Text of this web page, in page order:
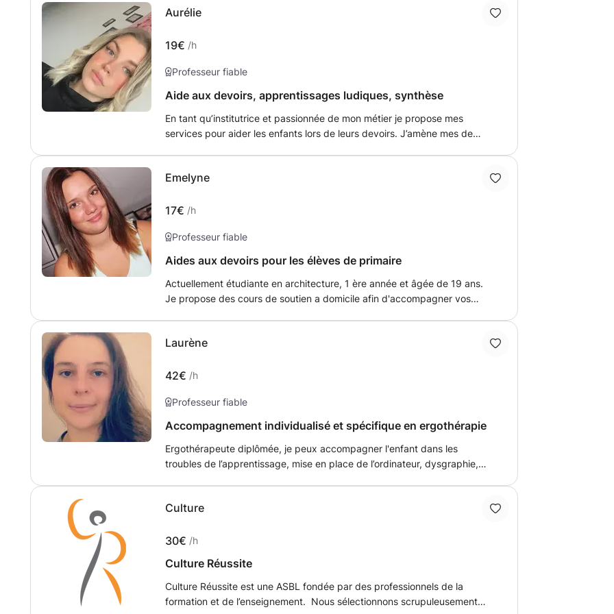
Aurélie
19€ /h
Professeur fiable
Aide aux devoirs, apprentissages ludiques, synthèse
En tant qu’institutrice et passionnée de mon métier je propose mes
services pour aider les enfants lors de leurs devoirs. J’amène mes de
Emelyne
17€ /h
Professeur fiable
Aides aux devoirs pour les élèves de primaire
Actuellement étudiante en architecture, 1 ère année et âgée de 19 ans.
Je propose des cours de soutien a domicile afin d'accompagner vos
petit frère de 13 ans à faire ses devoirs, et j'aiderai avec plaisir d'autres
Laurène
42€ /h
Professeur fiable
Accompagnement individualisé et spécifique en ergothérapie
Ergothérapeute diplômée, je peux accompagner l'enfant dans les
troubles de l’apprentissage, mise en place de l’ordinateur, dysgraphie,
médullaire, maladie de Parkinson, etc)
Culture
30€ /h
Culture Réussite
Culture Réussite est une ASBL fondée par des professionnels de la
formation et de l’enseignement. Nous sélectionnons scrupuleusement